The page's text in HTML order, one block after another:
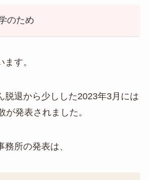
のため
す。
脱退から少しした2023年3月には
が発表されました。
所の発表は、